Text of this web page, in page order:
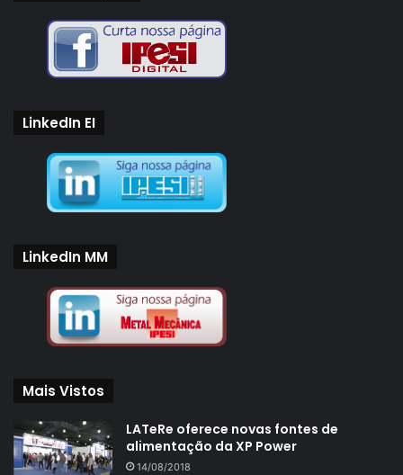
LinkedIn EI
LinkedIn MM
Mais Vistos
LATeRe oferece novas fontes de
alimentação da XP Power
14/08/2018